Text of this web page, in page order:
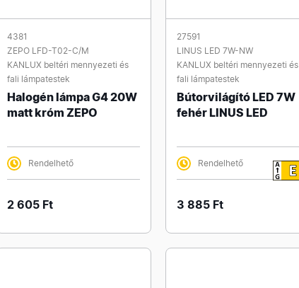
4381
ZEPO LFD-T02-C/M
KANLUX beltéri mennyezeti és
fali lámpatestek
Halogén lámpa G4 20W
matt króm ZEPO
Rendelhető
2 605 Ft
27591
LINUS LED 7W-NW
KANLUX beltéri mennyezeti és
fali lámpatestek
Bútorvilágító LED 7W
fehér LINUS LED
Rendelhető
3 885 Ft